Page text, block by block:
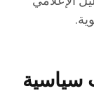
سياسية